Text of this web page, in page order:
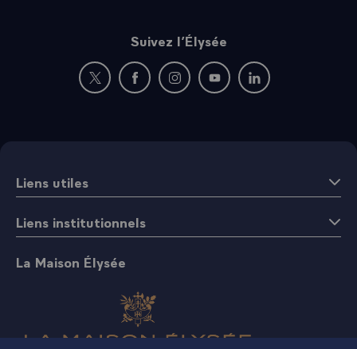
Suivez l’Élysée
Nouvelle fenêtre : rejoignez-nous sur Twitter
Nouvelle fenêtre : rejoignez-nous sur
Nouvelle fenêtre : rejoignez-nous
Nouvelle fenêtre :
Nouvelle fenêtre :
Liens utiles
Liens institutionnels
La Maison Élysée